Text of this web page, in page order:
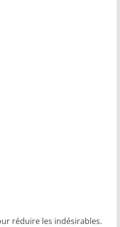
réduire les indésirables.